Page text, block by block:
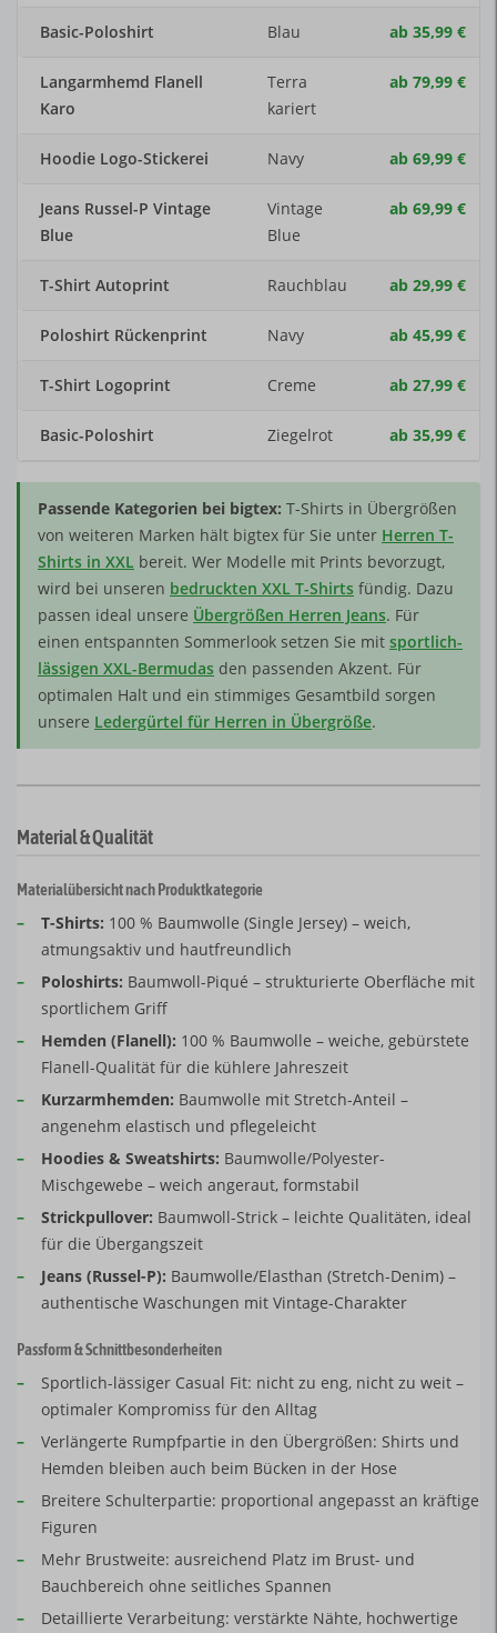
Basic-Poloshirt Blau ab 35,99 €
Langarmhemd Flanell
Karo
Terra
kariert
ab 79,99 €
Hoodie Logo-Stickerei Navy ab 69,99 €
Jeans Russel-P Vintage
Blue
Vintage
Blue
ab 69,99 €
T-Shirt Autoprint Rauchblau ab 29,99 €
Poloshirt Rückenprint Navy ab 45,99 €
T-Shirt Logoprint Creme ab 27,99 €
Basic-Poloshirt Ziegelrot ab 35,99 €
Passende Kategorien bei bigtex: T-Shirts in Übergrößen
von weiteren Marken hält bigtex für Sie unter Herren T-
Shirts in XXL bereit. Wer Modelle mit Prints bevorzugt,
wird bei unseren bedruckten XXL T-Shirts fündig. Dazu
passen ideal unsere Übergrößen Herren Jeans. Für
einen entspannten Sommerlook setzen Sie mit sportlich-
lässigen XXL-Bermudas den passenden Akzent. Für
optimalen Halt und ein stimmiges Gesamtbild sorgen
unsere Ledergürtel für Herren in Übergröße.
Material & Qualität
Materialübersicht nach Produktkategorie
– T-Shirts: 100 % Baumwolle (Single Jersey) – weich,
atmungsaktiv und hautfreundlich
–
Poloshirts: Baumwoll-Piqué – strukturierte Oberfläche mit
sportlichem Griff
–
Hemden (Flanell): 100 % Baumwolle – weiche, gebürstete
Flanell-Qualität für die kühlere Jahreszeit
–
Kurzarmhemden: Baumwolle mit Stretch-Anteil –
angenehm elastisch und pflegeleicht
–
Hoodies & Sweatshirts: Baumwolle/Polyester-
Mischgewebe – weich angeraut, formstabil
–
Strickpullover: Baumwoll-Strick – leichte Qualitäten, ideal
für die Übergangszeit
–
Jeans (Russel-P): Baumwolle/Elasthan (Stretch-Denim) –
authentische Waschungen mit Vintage-Charakter
Passform & Schnittbesonderheiten
–
Sportlich-lässiger Casual Fit: nicht zu eng, nicht zu weit –
optimaler Kompromiss für den Alltag
–
Verlängerte Rumpfpartie in den Übergrößen: Shirts und
Hemden bleiben auch beim Bücken in der Hose
–
Breitere Schulterpartie: proportional angepasst an kräftige
Figuren
–
Mehr Brustweite: ausreichend Platz im Brust- und
Bauchbereich ohne seitliches Spannen
–
Detaillierte Verarbeitung: verstärkte Nähte, hochwertige